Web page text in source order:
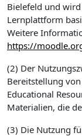
Bielefeld und
Lernplattform
Weitere
https://
(2) Der
Bereitstellung
Educational
Materialien, die
(3) Die Nutzung